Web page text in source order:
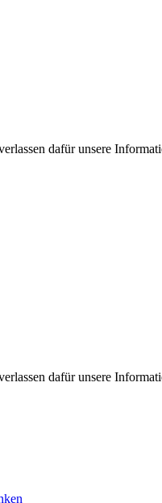
dafür unsere
dafür unsere